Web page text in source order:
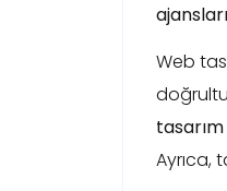
ajansları
Web
tasarım
Ayrıca,